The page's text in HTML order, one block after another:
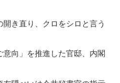
開き直り、クロをシロと言う
意向」を推進した官邸、内閣